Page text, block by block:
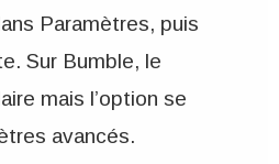
Paramètres, puis
Sur Bumble, le
mais l’option se
avancés.